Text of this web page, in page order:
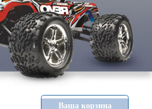
Ваша корзина